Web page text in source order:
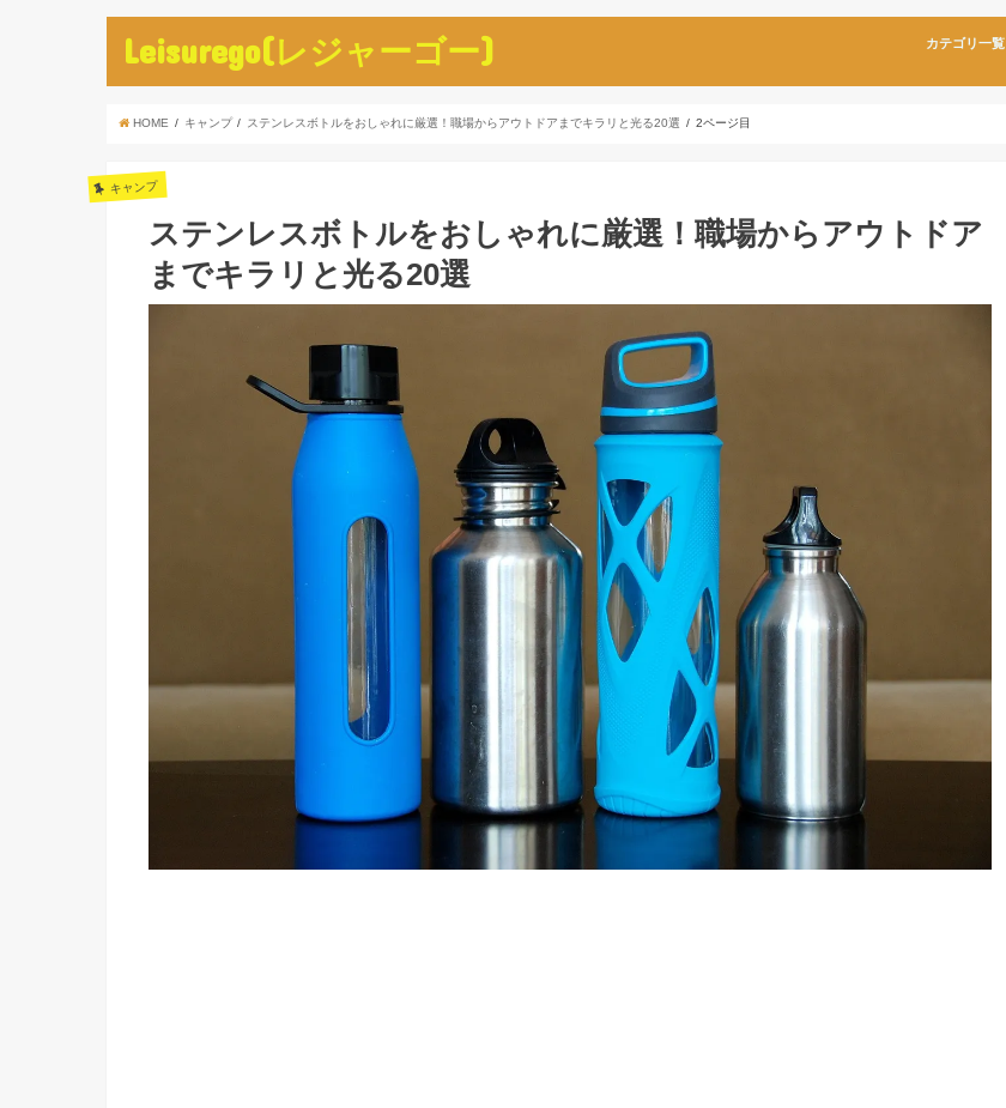
Leisurego(レジャーゴー) カテゴリ一覧
HOME キャンプ ステンレスボトルをおしゃれに厳選！職場からアウトドアまでキラリと光る20選 2ページ目
キャンプ
ステンレスボトルをおしゃれに厳選！職場からアウトドア
までキラリと光る20選